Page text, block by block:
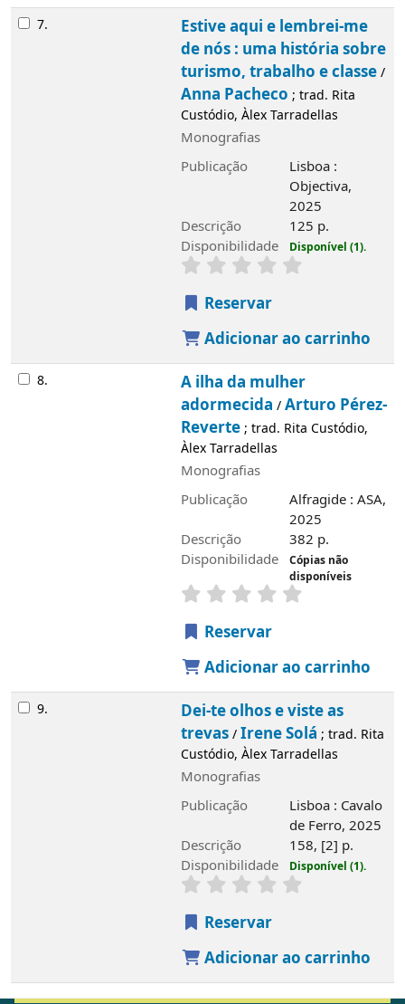
7.
Estive aqui e lembrei-me
de nós : uma história sobre
turismo, trabalho e classe/
Anna Pacheco ; trad. Rita
Custódio, Àlex Tarradellas
Monografias
Publicação
Lisboa :
Objectiva,
2025
Descrição
125 p.
Disponibilidade
Disponível (1).
Reservar
Adicionar ao carrinho
8.
A ilha da mulher
adormecida /Arturo Pérez-
Reverte; trad. Rita Custódio,
Àlex Tarradellas
Monografias
Publicação
Alfragide : ASA,
2025
Descrição
382 p.
Disponibilidade
Cópias não
disponíveis
Reservar
Adicionar ao carrinho
9.
Dei-te olhos e viste as
trevas/Irene Solá ; trad. Rita
Custódio, Àlex Tarradellas
Monografias
Publicação
Lisboa : Cavalo
de Ferro, 2025
Descrição
158, [2] p.
Disponibilidade
Disponível (1).
Reservar
Adicionar ao carrinho